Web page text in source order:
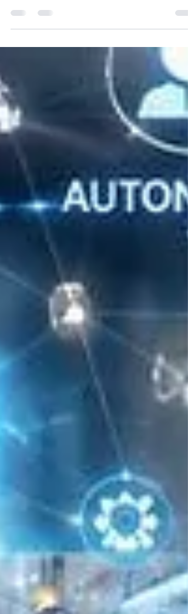
donne envie de vous contacter ? Bonne
nouvelle : il existe une méthode simple
Et si vous vous poser la questions de
simplement que nous ne sommes pas tous
des professionnelles de l'orientation et de
l'image or c'est là ou l'IA peut nous aider à
prendre du recul